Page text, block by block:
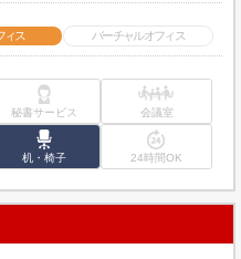
ィス バーチャルオフィス
秘書サービス 会議室
机・椅子 24時間OK